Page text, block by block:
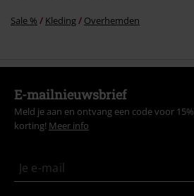
Sale % Kleding Overhemden
E-mailnieuwsbrief
Meld je aan en ontvang een code voor 15%
korting! Meer info